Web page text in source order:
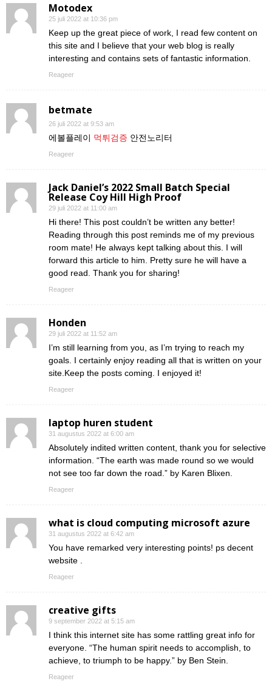
Motodex
25 juli 2022 at 10:36 pm
Keep up the great piece of work, I read few content on
this site and I believe that your web blog is really
interesting and contains sets of fantastic information.
Reageer
betmate
26 juli 2022 at 9:53 am
에볼플레이 먹튀검증 안전노리터
Reageer
Jack Daniel’s 2022 Small Batch Special
Release Coy Hill High Proof
29 juli 2022 at 11:00 am
Hi there! This post couldn’t be written any better!
Reading through this post reminds me of my previous
room mate! He always kept talking about this. I will
forward this article to him. Pretty sure he will have a
good read. Thank you for sharing!
Reageer
Honden
29 juli 2022 at 11:52 am
I’m still learning from you, as I’m trying to reach my
goals. I certainly enjoy reading all that is written on your
site.Keep the posts coming. I enjoyed it!
Reageer
laptop huren student
31 augustus 2022 at 6:00 am
Absolutely indited written content, thank you for selective
information. “The earth was made round so we would
not see too far down the road.” by Karen Blixen.
Reageer
what is cloud computing microsoft azure
31 augustus 2022 at 6:42 am
You have remarked very interesting points! ps decent
website .
Reageer
creative gifts
9 september 2022 at 5:15 am
I think this internet site has some rattling great info for
everyone. “The human spirit needs to accomplish, to
achieve, to triumph to be happy.” by Ben Stein.
Reageer